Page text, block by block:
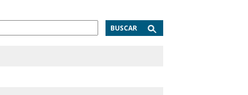
BUSCAR